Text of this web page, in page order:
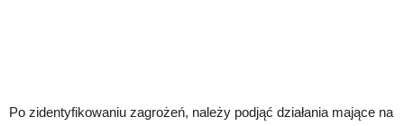
Po zidentyfikowaniu zagrożeń, należy podjąć działania mające na